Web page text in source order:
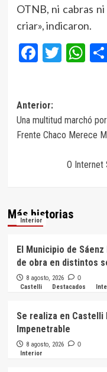
OTNB, ni cabras
criar», indicaron.
Navegación
de
Anterior:
Una multitud marchó
Frente Chaco Merece
O Internet
Más historias
Interior
El Municipio de
de obra en distintos
8 agosto, 2026 0
Castelli Destacados
Se realiza en Castelli
Impenetrable
8 agosto, 2026 0
Interior